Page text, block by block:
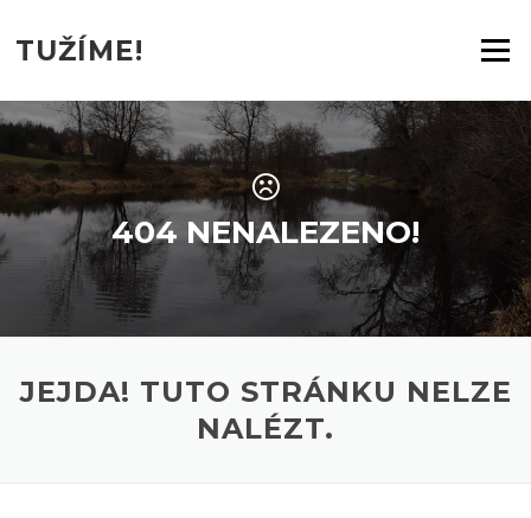
TUŽÍME! Menu
404 NENALEZENO!
JEJDA! TUTO STRÁNKU NELZE
NALÉZT.